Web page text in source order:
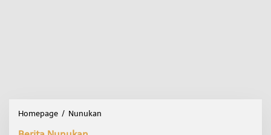
Homepage / Nunukan